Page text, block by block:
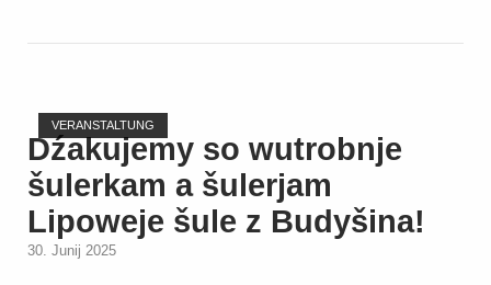
Besuch
im
Bienenmuseum
Oberlichtenau"
VERANSTALTUNG
Dźakujemy so wutrobnje
šulerkam a šulerjam
Lipoweje šule z Budyšina!
30. Junij 2025